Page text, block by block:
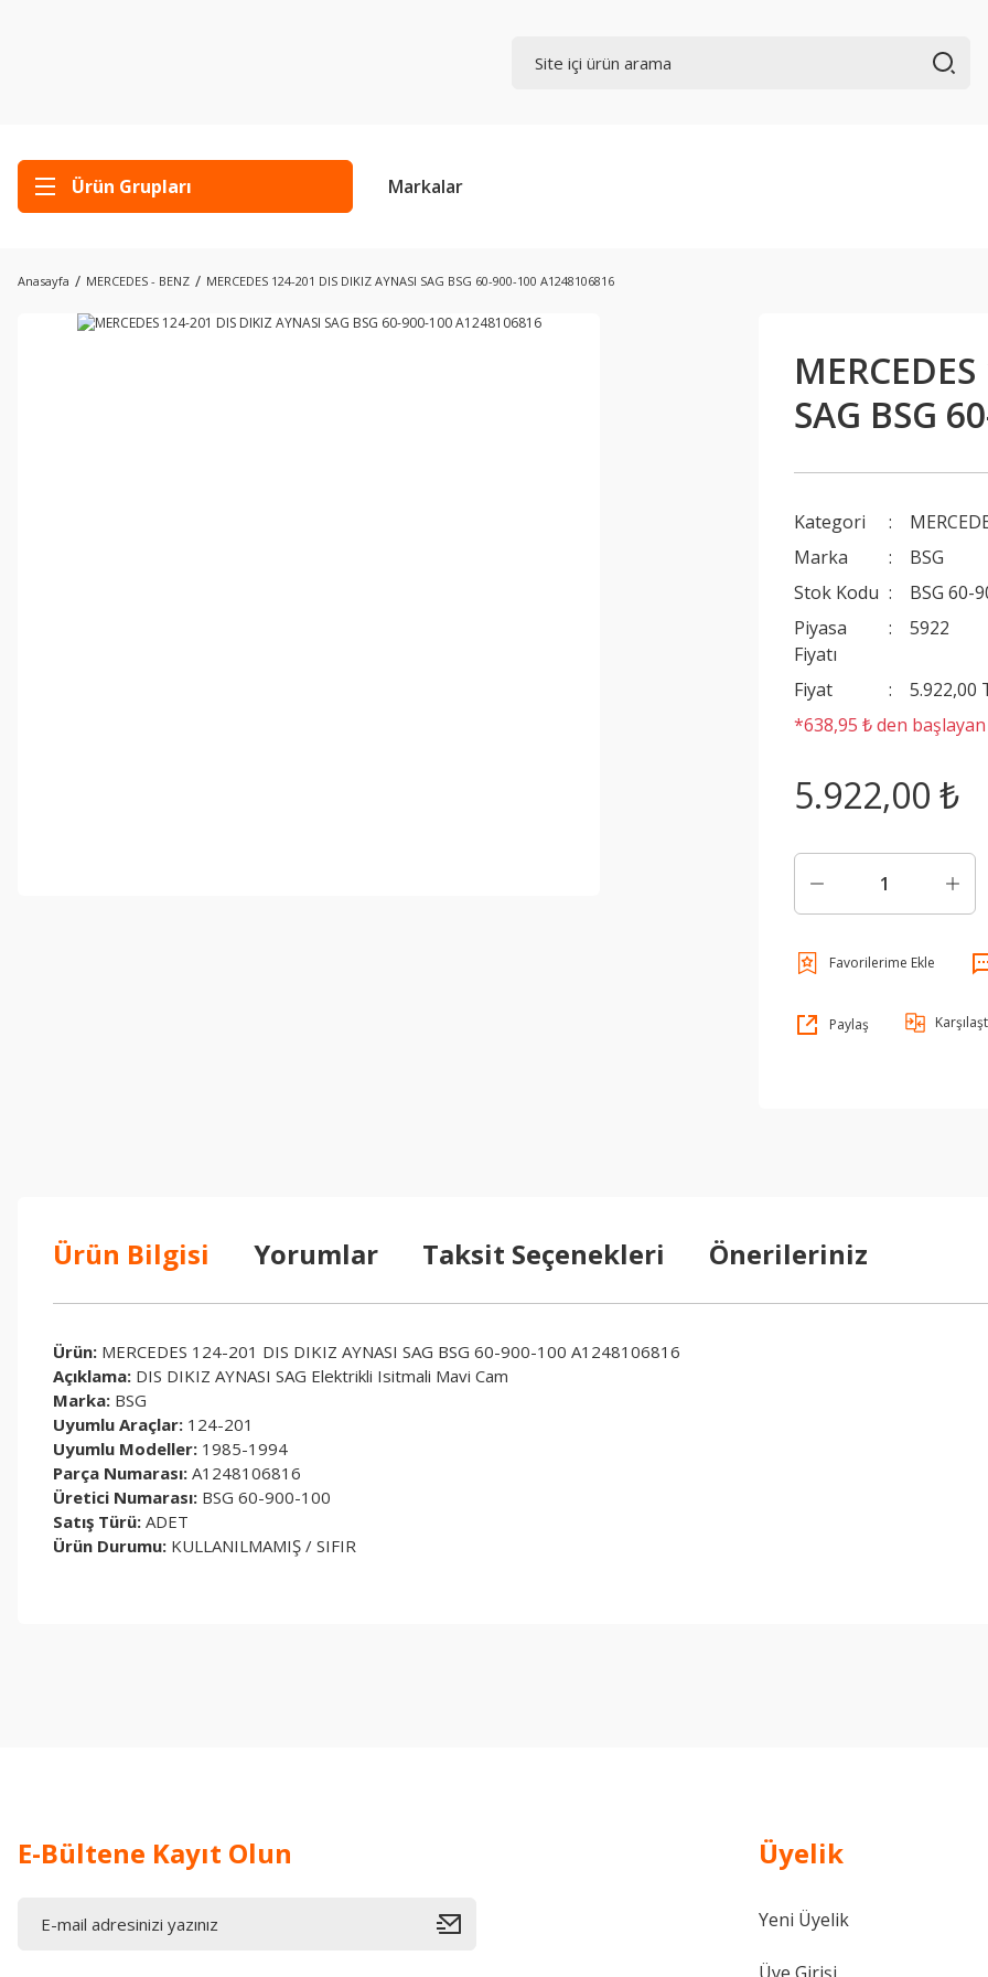
Ürün Grupları Markalar
Anasayfa MERCEDES - BENZ MERCEDES 124-201 DIS DIKIZ AYNASI SAG BSG 60-900-100 A1248106816
SAG BSG
Kategori
Marka
BSG
Stok Kodu
BSG 60-
Piyasa
Fiyatı
5922
Fiyat
5.922,00
*638,95 ₺ den
5.922,00 ₺
Paylaş
Ürün Bilgisi Yorumlar Taksit Seçenekleri Önerileriniz
Ürün: MERCEDES 124-201 DIS DIKIZ AYNASI SAG BSG 60-900-100 A1248106816
Açıklama: DIS DIKIZ AYNASI SAG Elektrikli Isitmali Mavi Cam
Marka: BSG
Uyumlu Araçlar: 124-201
Uyumlu Modeller: 1985-1994
Parça Numarası: A1248106816
Üretici Numarası: BSG 60-900-100
Satış Türü: ADET
Ürün Durumu: KULLANILMAMIŞ / SIFIR
E-Bültene Kayıt Olun Üyelik
Yeni Üyelik